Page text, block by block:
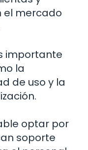
el mercado
importante
la
de uso y la
optar por
soporte